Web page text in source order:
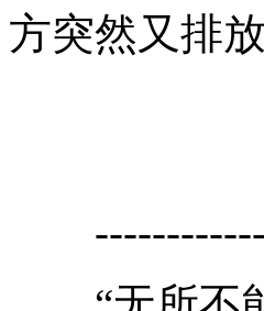
方突然又排